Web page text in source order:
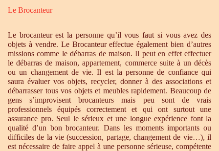
Le Brocanteur
Le brocanteur est la personne qu’il vous faut si vous avez des
objets à vendre. Le Brocanteur effectue également bien d’autres
missions comme le débarras de maison. Il peut en effet effectuer
le débarras de maison, appartement, commerce suite à un décès
ou un changement de vie. Il est la personne de confiance qui
saura évaluer vos objets, recycler, donner à des associations et
débarrasser tous vos objets et meubles rapidement. Beaucoup de
gens s’improvisent brocanteurs mais peu sont de vrais
professionnels équipés correctement et qui ont surtout une
assurance pro. Seul le sérieux et une longue expérience font la
qualité d’un bon brocanteur. Dans les moments importants ou
difficiles de la vie (succession, partage, changement de vie…), il
est nécessaire de faire appel à une personne sérieuse, compétente